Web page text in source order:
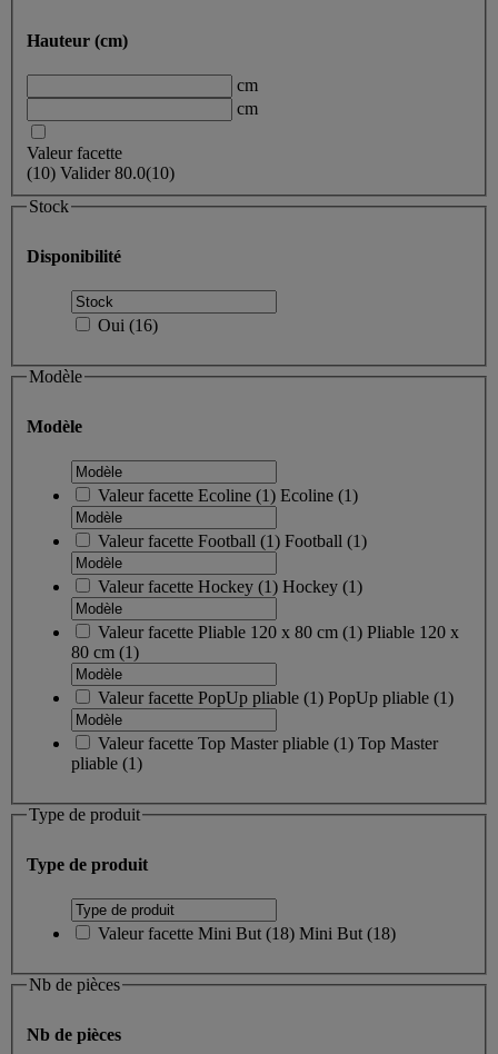
Hauteur (cm)
cm
cm
Valeur facette
(10) Valider80.0(10)
Stock
Disponibilité
Oui (16)
Modèle
Modèle
Valeur facette Ecoline (1) Ecoline (1)
Valeur facette Football (1) Football (1)
Valeur facette Hockey (1) Hockey (1)
Valeur facette Pliable 120 x 80 cm (1) Pliable 120 x
80 cm (1)
Valeur facette PopUp pliable (1) PopUp pliable (1)
Valeur facette Top Master pliable (1) Top Master
pliable (1)
Type de produit
Type de produit
Valeur facette Mini But (18) Mini But (18)
Nb de pièces
Nb de pièces